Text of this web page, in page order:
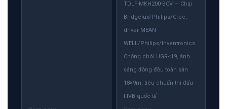
TDLF-MKH200-BCV — Chip
Bridgelux/Philips/Cree,
driver MEAN
WELL/Philips/Inventronics.
Chống chói UGR<19, ánh
sáng đồng đều toàn sân
18×9m, tiêu chuẩn thi đấu
FIVB quốc tế